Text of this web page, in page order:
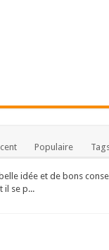
Populaire
idée et de bons
il se p...